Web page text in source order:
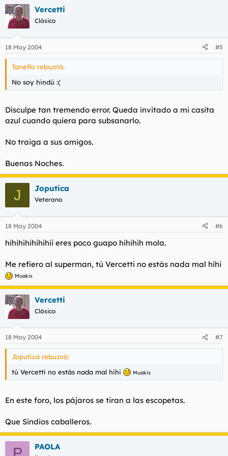
Vercetti
Clásico
18 May 2004 #5
Taneflo rebuznó:
No soy hindú :(
Disculpe tan tremendo error. Queda invitado a mi casita
azul cuando quiera para subsanarlo.
No traiga a sus amigos.
Buenas Noches.
J Joputica
Veterano
18 May 2004 #6
hihihihihihihii eres poco guapo hihihih mola.
Me refiero al superman, tú Vercetti no estás nada mal hihi
Muakis
Vercetti
Clásico
18 May 2004 #7
Joputica rebuznó:
tú Vercetti no estás nada mal hihi
Muakis
En este foro, los pájaros se tiran a las escopetas.
Que Sindios caballeros.
PAOLA